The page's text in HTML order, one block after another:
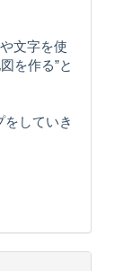
文字を使
を作る”と
していき